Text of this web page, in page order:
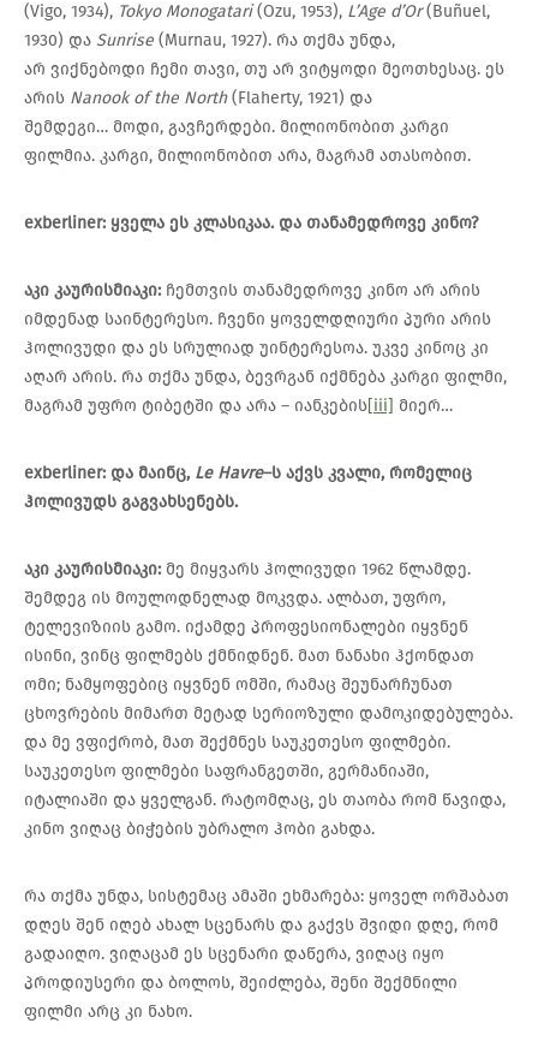
(Vigo, 1934), Tokyo Monogatari(Ozu, 1953), L’Age d’Or(Buñuel,
1930) და Sunrise (Murnau, 1927). რა თქმა უნდა,
არ ვიქნებოდი ჩემი თავი, თუ არ ვიტყოდი მეოთხესაც. ეს
არის Nanook of the North(Flaherty, 1921) და
შემდეგი… მოდი, გავჩერდები. მილიონობით კარგი
ფილმია. კარგი, მილიონობით არა, მაგრამ ათასობით.
exberliner: ყველა ეს კლასიკაა. და თანამედროვე კინო?
აკი კაურისმიაკი: ჩემთვის თანამედროვე კინო არ არის
იმდენად საინტერესო. ჩვენი ყოველდღიური პური არის
ჰოლივუდი და ეს სრულიად უინტერესოა. უკვე კინოც კი
აღარ არის. რა თქმა უნდა, ბევრგან იქმნება კარგი ფილმი,
მაგრამ უფრო ტიბეტში და არა – იანკების[iii] მიერ…
exberliner: და მაინც, Le Havre–ს აქვს კვალი, რომელიც
ჰოლივუდს გაგვახსენებს.
აკი კაურისმიაკი: მე მიყვარს ჰოლივუდი 1962 წლამდე.
შემდეგ ის მოულოდნელად მოკვდა. ალბათ, უფრო,
ტელევიზიის გამო. იქამდე პროფესიონალები იყვნენ
ისინი, ვინც ფილმებს ქმნიდნენ. მათ ნანახი ჰქონდათ
ომი; ნამყოფებიც იყვნენ ომში, რამაც შეუნარჩუნათ
ცხოვრების მიმართ მეტად სერიოზული დამოკიდებულება.
და მე ვფიქრობ, მათ შექმნეს საუკეთესო ფილმები.
საუკეთესო ფილმები საფრანგეთში, გერმანიაში,
იტალიაში და ყველგან. რატომღაც, ეს თაობა რომ წავიდა,
კინო ვიღაც ბიჭების უბრალო ჰობი გახდა.
რა თქმა უნდა, სისტემაც ამაში ეხმარება: ყოველ ორშაბათ
დღეს შენ იღებ ახალ სცენარს და გაქვს შვიდი დღე, რომ
გადაიღო. ვიღაცამ ეს სცენარი დაწერა, ვიღაც იყო
პროდიუსერი და ბოლოს, შეიძლება, შენი შექმნილი
ფილმი არც კი ნახო.